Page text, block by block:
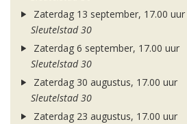
Zaterdag 13 september, 17.00 uur
Sleutelstad 30
Zaterdag 6 september, 17.00 uur
Sleutelstad 30
Zaterdag 30 augustus, 17.00 uur
Sleutelstad 30
Zaterdag 23 augustus, 17.00 uur